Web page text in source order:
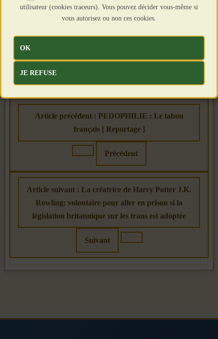
Article précédent : PEDOPHILIE : Le tabou
français [ Reportage ]
Précédent
Article suivant : La créatrice de Harry Potter J.K.
Rowling: volontaire pour aller en prison si la
législation britannique sur les trans est adoptée
Suivant
utilisateur (cookies traceurs). Vous pouvez décider vous-même si
vous autorisez ou non ces cookies.
OK
JE REFUSE